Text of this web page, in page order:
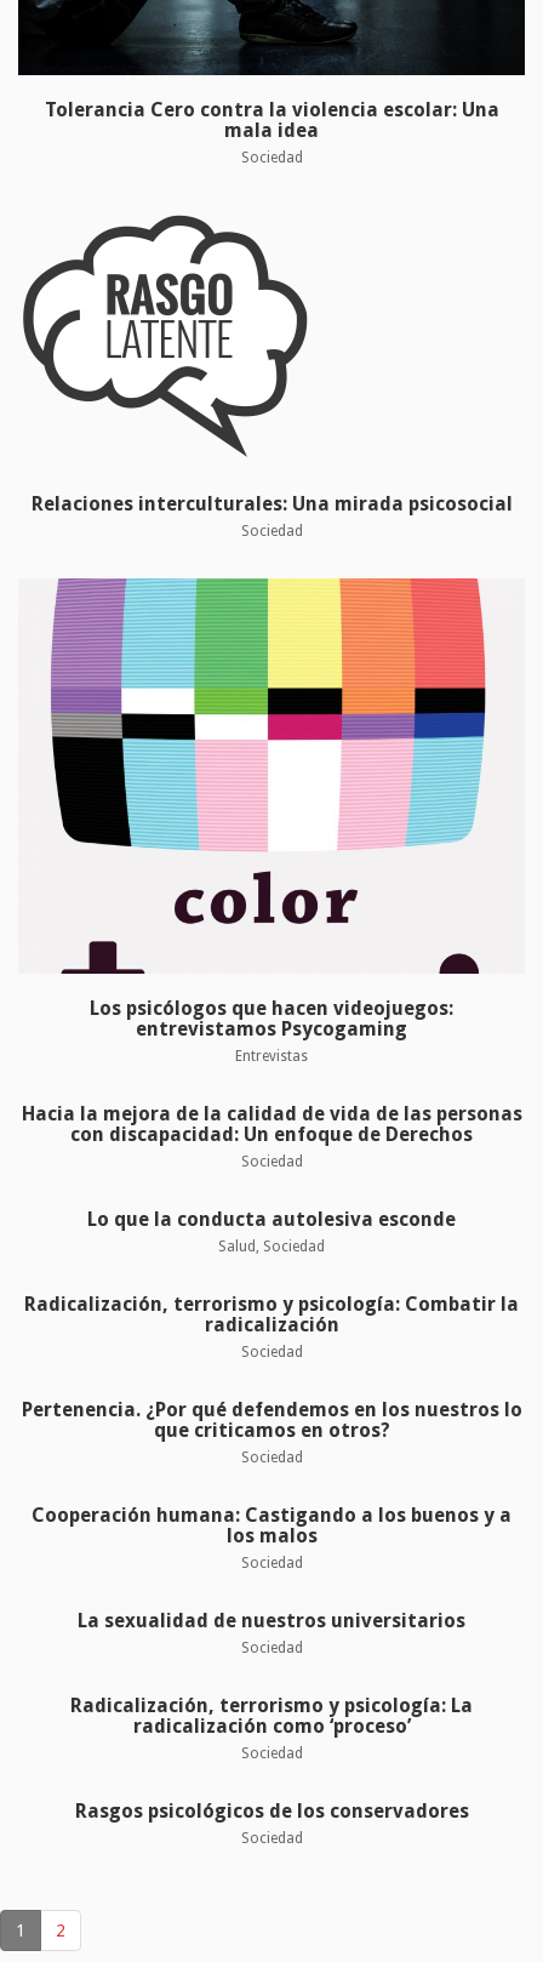
Tolerancia Cero contra la violencia escolar: Una
mala idea
Sociedad
Relaciones interculturales: Una mirada psicosocial
Sociedad
Los psicólogos que hacen videojuegos:
entrevistamos Psycogaming
Entrevistas
Hacia la mejora de la calidad de vida de las personas
con discapacidad: Un enfoque de Derechos
Sociedad
Lo que la conducta autolesiva esconde
Salud Sociedad
Radicalización, terrorismo y psicología: Combatir la
radicalización
Sociedad
Pertenencia. ¿Por qué defendemos en los nuestros lo
que criticamos en otros?
Sociedad
Cooperación humana: Castigando a los buenos y a
los malos
Sociedad
La sexualidad de nuestros universitarios
Sociedad
Radicalización, terrorismo y psicología: La
radicalización como ‘proceso’
Sociedad
Rasgos psicológicos de los conservadores
Sociedad
1 2